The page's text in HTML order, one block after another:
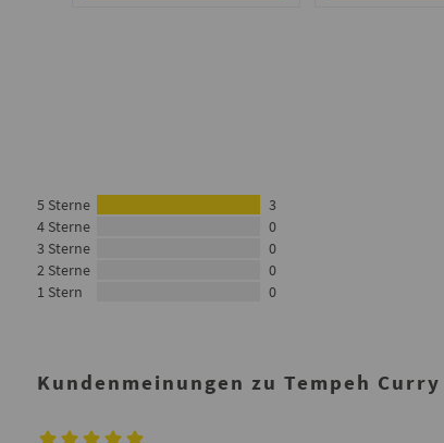
5 Sterne
3
4 Sterne
0
3 Sterne
0
2 Sterne
0
1 Stern
0
Kundenmeinungen zu Tempeh